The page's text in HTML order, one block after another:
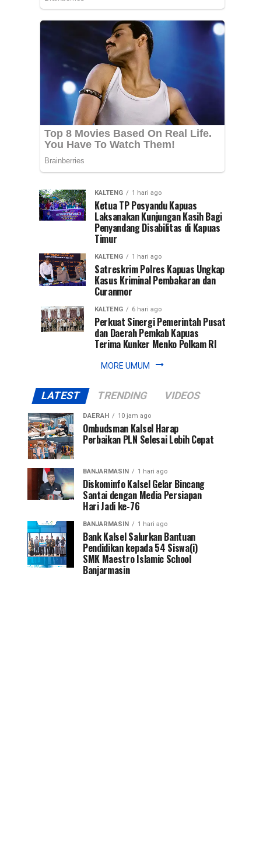
PLN
Selesai
Lebih
Cepat
yang
diterima
sejumlah
Kalimantan
Selatan,
Rahman,...
KALTENG 1 hari ago
Ketua TP Posyandu Kapuas
Laksanakan Kunjungan Kasih Bagi
Penyandang Disabilitas di Kapuas
Timur
KALTENG 1 hari ago
Satreskrim Polres Kapuas Ungkap
Kasus Kriminal Pembakaran dan
Curanmor
KALTENG 6 hari ago
Perkuat Sinergi Pemerintah Pusat
dan Daerah Pemkab Kapuas
Terima Kunker Menko Polkam RI
MORE UMUM
LATEST TRENDING VIDEOS
DAERAH 10 jam ago
Ombudsman Kalsel Harap
Perbaikan PLN Selesai Lebih Cepat
BANJARMASIN 1 hari ago
Diskominfo Kalsel Gelar Bincang
Santai dengan Media Persiapan
Hari Jadi ke-76
BANJARMASIN 1 hari ago
Bank Kalsel Salurkan Bantuan
Pendidikan kepada 54 Siswa(i)
SMK Maestro Islamic School
Banjarmasin